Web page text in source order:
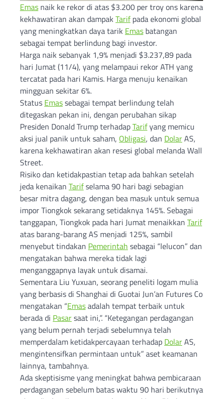
Emas naik ke rekor di atas $3.200 per troy ons karena
kekhawatiran akan dampak Tarifpada ekonomi global
yang meningkatkan daya tarik Emas batangan
sebagai tempat berlindung bagi investor.
Harga naik sebanyak 1,9% menjadi $3.237,89 pada
hari Jumat (11/4), yang melampaui rekor ATH yang
tercatat pada hari Kamis. Harga menuju kenaikan
mingguan sekitar 6%.
Status Emassebagai tempat berlindung telah
ditegaskan pekan ini, dengan perubahan sikap
Presiden Donald Trump terhadapTarifyang memicu
aksi jual panik untuk saham, Obligasi, dan DolarAS,
karena kekhawatiran akan resesi global melanda Wall
Street.
Risiko dan ketidakpastian tetap ada bahkan setelah
jeda kenaikan Tarifselama 90 hari bagi sebagian
besar mitra dagang, dengan bea masuk untuk semua
impor Tiongkok sekarang setidaknya 145%. Sebagai
tanggapan, Tiongkok pada hari Jumat menaikkan Tarif
atas barang-barang AS menjadi 125%, sambil
menyebut tindakan Pemerintah sebagai “lelucon” dan
mengatakan bahwa mereka tidak lagi
menganggapnya layak untuk disamai.
Sementara Liu Yuxuan, seorang peneliti logam mulia
yang berbasis di Shanghai di Guotai Jun’an Futures Co
mengatakan “Emasadalah tempat terbaik untuk
berada di Pasarsaat ini,”. “Ketegangan perdagangan
yang belum pernah terjadi sebelumnya telah
memperdalam ketidakpercayaan terhadap DolarAS,
mengintensifkan permintaan untuk” aset keamanan
lainnya, tambahnya.
Ada skeptisisme yang meningkat bahwa pembicaraan
perdagangan sebelum batas waktu 90 hari berikutnya